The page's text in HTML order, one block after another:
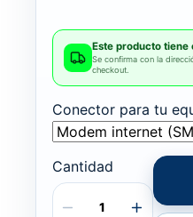
Este producto tiene
Se confirma con la
checkout.
Conector para tu
Cantidad